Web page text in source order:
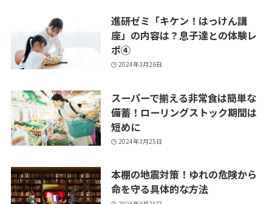
進研ゼミ「キケン！はっけん講
座」の内容は？息子達との体験レ
ポ④
2024年3月26日
スーパーで揃える非常食は簡単な
備蓄！ローリングストック期間は
短めに
2024年3月25日
本棚の地震対策！ゆれの危険から
命を守る具体的な方法